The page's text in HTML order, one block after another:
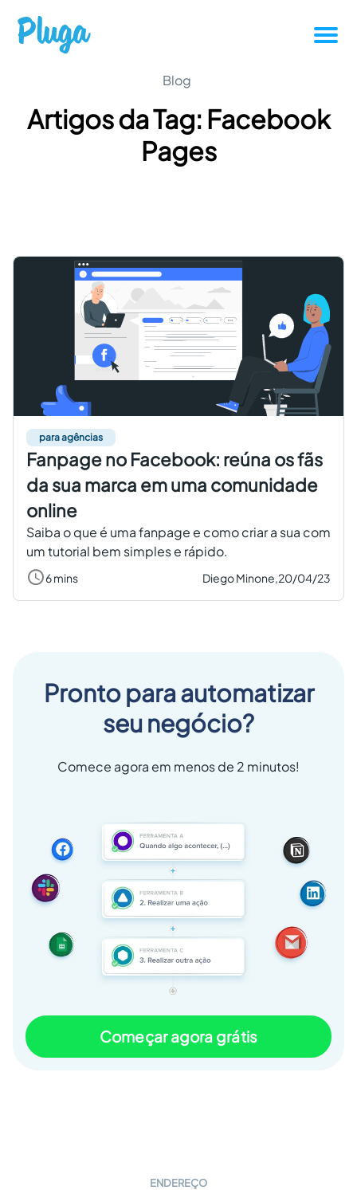
Tutoriais
Produtividade
Novidades da Pluga
Outros
Entrar
Criar conta grátis
Blog
Artigos da Tag: Facebook
Pages
para agências
Fanpage no Facebook: reúna os fãs
da sua marca em uma comunidade
online
Saiba o que é uma fanpage e como criar a sua com
um tutorial bem simples e rápido.
6 mins Diego Minone,20/04/23
Pronto para automatizar
seu negócio?
Comece agora em menos de 2 minutos!
Começar agora grátis
ENDEREÇO